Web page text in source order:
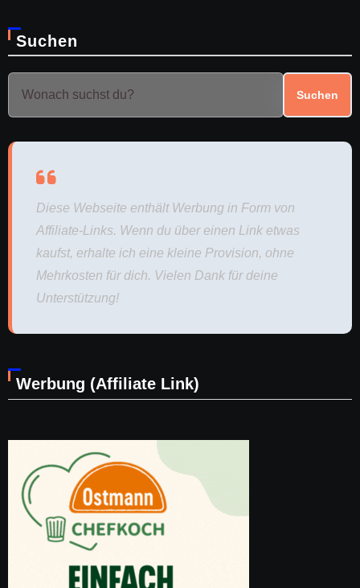
Suchen
Suchen
Diese Webseite enthält Werbung in Form von
Affiliate-Links. Wenn du über einen Link etwas
kaufst, erhalte ich eine kleine Provision, ohne
Mehrkosten für dich. Vielen Dank für deine
Unterstützung!
Werbung (Affiliate Link)